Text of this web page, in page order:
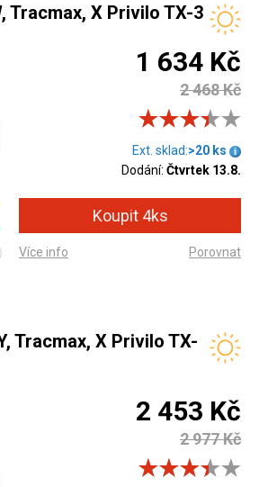
Tracmax, X Privilo TX-3
1 634 Kč
2 468 Kč
Ext. sklad:>20 ks
Dodání: Čtvrtek 13.8.
Více info Porovnat
Tracmax, X Privilo TX-
2 453 Kč
2 977 Kč